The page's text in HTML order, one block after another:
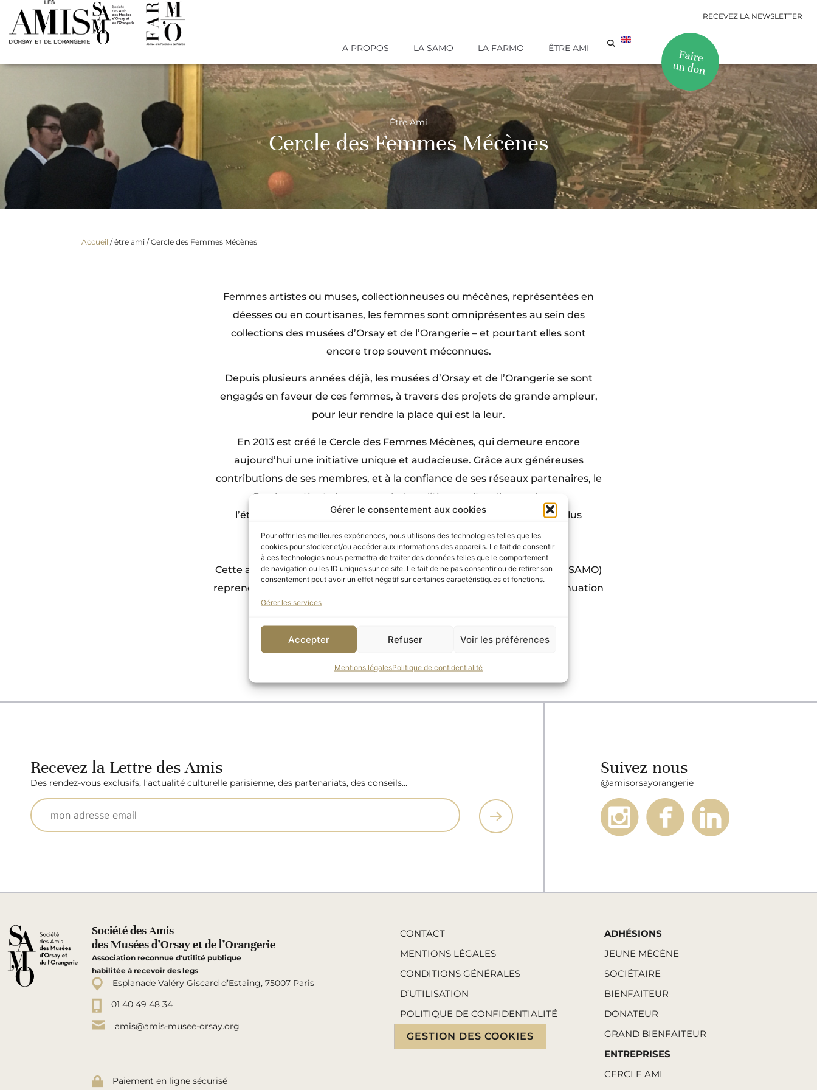
Gérer le consentement aux cookies
Pour offrir les meilleures expériences, nous utilisons des technologies telles que les
cookies pour stocker et/ou accéder aux informations des appareils. Le fait de consentir
à ces technologies nous permettra de traiter des données telles que le comportement
de navigation ou les ID uniques sur ce site. Le fait de ne pas consentir ou de retirer son
consentement peut avoir un effet négatif sur certaines caractéristiques et fonctions.
Gérer les services
Accepter Refuser Voir les préférences
Mentions légalesPolitique de confidentialité
RECEVEZ LA NEWSLETTER
A PROPOS LA SAMO LA FARMO ÊTRE AMI Faire
un don
Être Ami
Cercle des Femmes Mécènes
Accueil / être ami /Cercle des Femmes Mécènes
Femmes artistes ou muses, collectionneuses ou mécènes, représentées en
déesses ou en courtisanes, les femmes sont omniprésentes au sein des
collections des musées d’Orsay et de l’Orangerie – et pourtant elles sont
encore trop souvent méconnues.
Depuis plusieurs années déjà, les musées d’Orsay et de l’Orangerie se sont
engagés en faveur de ces femmes, à travers des projets de grande ampleur,
pour leur rendre la place qui est la leur.
En 2013 est créé le Cercle des Femmes Mécènes, qui demeure encore
aujourd’hui une initiative unique et audacieuse. Grâce aux généreuses
contributions de ses membres, et à la confiance de ses réseaux partenaires, le
Cercle soutient chaque année la politique culturelle menée par
l’établissement sur la place des femmes dans l’Histoire de l’Art, et plus
largement dans nos sociétés.
Cette année, la Société des Amis des musées d’Orsay et de l’Orangerie (SAMO)
reprend ce projet et a la chance de pouvoir accompagner dans la continuation
et l’évolution le Cercle des femmes mécènes.
Recevez la Lettre des Amis
Des rendez-vous exclusifs, l’actualité culturelle parisienne, des partenariats, des conseils…
Suivez-nous
@amisorsayorangerie
Société des Amis
des Musées d’Orsay et de l’Orangerie
Association reconnue d'utilité publique
habilitée à recevoir des legs
Esplanade Valéry Giscard d’Estaing, 75007 Paris
01 40 49 48 34
amis@amis-musee-orsay.org
Paiement en ligne sécurisé
CONTACT
MENTIONS LÉGALES
CONDITIONS GÉNÉRALES
D’UTILISATION
POLITIQUE DE CONFIDENTIALITÉ
GESTION DES COOKIES
ADHÉSIONS
JEUNE MÉCÈNE
SOCIÉTAIRE
BIENFAITEUR
DONATEUR
GRAND BIENFAITEUR
ENTREPRISES
CERCLE AMI